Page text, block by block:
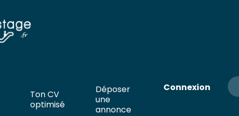
Connexion
Ton CV
optimisé
Déposer
une
annonce